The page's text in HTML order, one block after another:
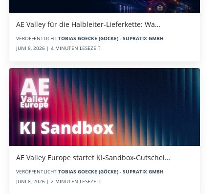
AE Valley für die Halbleiter-Lieferkette: Wa…
VERÖFFENTLICHT TOBIAS GOECKE (GÖCKE) - SUPRATIX GMBH
JUNI 8, 2026 | 4 MINUTEN LESEZEIT
AE Valley Europe startet KI-Sandbox-Gutschei…
VERÖFFENTLICHT TOBIAS GOECKE (GÖCKE) - SUPRATIX GMBH
JUNI 8, 2026 | 2 MINUTEN LESEZEIT